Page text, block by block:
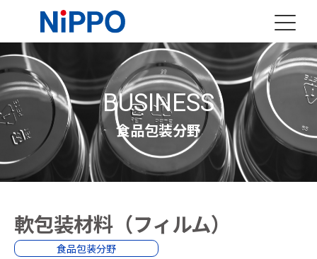
BUSINESS
食品包装分野
軟包装材料（フィルム）
食品包装分野